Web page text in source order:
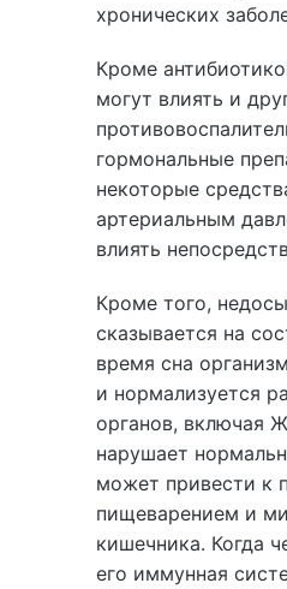
хронических
Кроме
могут влиять и
гормональные
некоторые
артериальным
влиять
Кроме того,
сказывается на
время сна
и нормализуется
органов, включая
нарушает
может привести к
пищеварением и
кишечника. Когда
его иммунная